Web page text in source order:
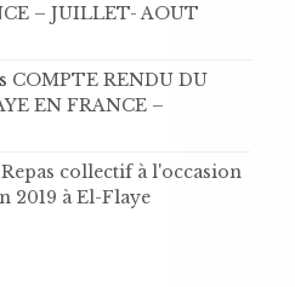
– JUILLET- AOUT
COMPTE RENDU DU
EN FRANCE –
collectif à l'occasion
2019 à El-Flaye